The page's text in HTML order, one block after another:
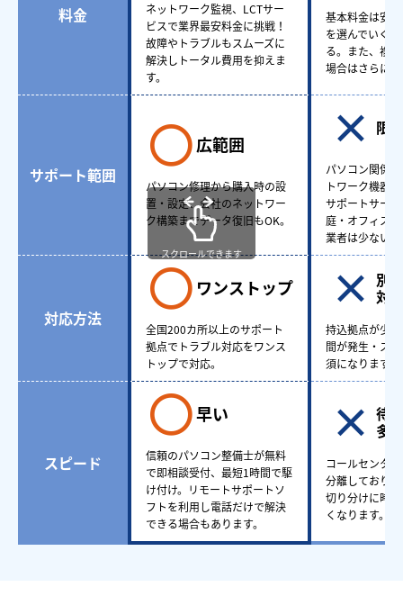
料金
ネットワーク監視、LCTサー
ビスで業界最安料金に挑戦！
故障やトラブルもスムーズに
解決しトータル費用を抑えま
す。
基本料金は安
を選んでいく
る。また、複
場合はさらに
サポート範囲
広範囲
パソコン修理から購入時の設
置・設定、会社のネットワー
ク構築までデータ復旧もOK。
限
パソコン関係
トワーク機器
サポートサー
庭・オフィス
業者は少ない。
対応方法
ワンストップ
全国200カ所以上のサポート
拠点でトラブル対応をワンス
トップで対応。
別
対
持込拠点が少
間が発生・ス
須になります。
スピード
早い
信頼のパソコン整備士が無料
で即相談受付、最短1時間で駆
け付け。リモートサポートソ
フトを利用し電話だけで解決
できる場合もあります。
待
多
コールセンタ
分離しており
切り分けに時
くなります。
スクロールできます